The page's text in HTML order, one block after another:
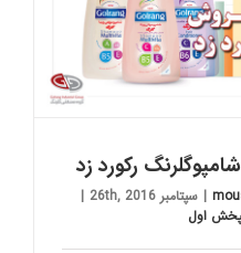
رکورد زد
| سپتامبر 26th, 2016
|
اول